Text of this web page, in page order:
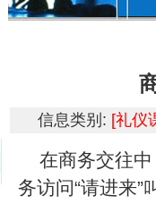
信息类别: [礼仪
在商务交往中
务访问“请进来